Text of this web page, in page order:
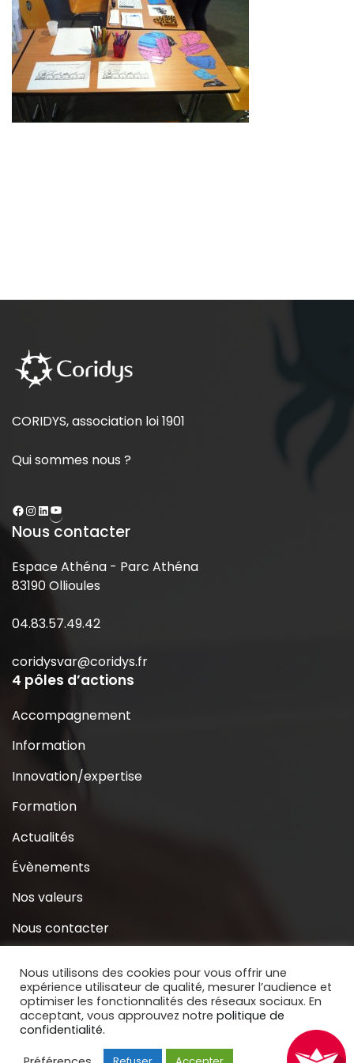
CORIDYS, association loi 1901
Qui sommes nous ?
Nous contacter
Espace Athéna - Parc Athéna
83190 Ollioules
04.83.57.49.42
coridysvar@coridys.fr
4 pôles d’actions
Accompagnement
Information
Innovation/expertise
Formation
Actualités
Évènements
Nos valeurs
Nous contacter
S’inscrire à la Newsletter
Nous soutenir
Nous utilisons des cookies pour vous offrir une
expérience utilisateur de qualité, mesurer l’audience et
optimiser les fonctionnalités des réseaux sociaux. En
acceptant, vous approuvez notre politique de
confidentialité.